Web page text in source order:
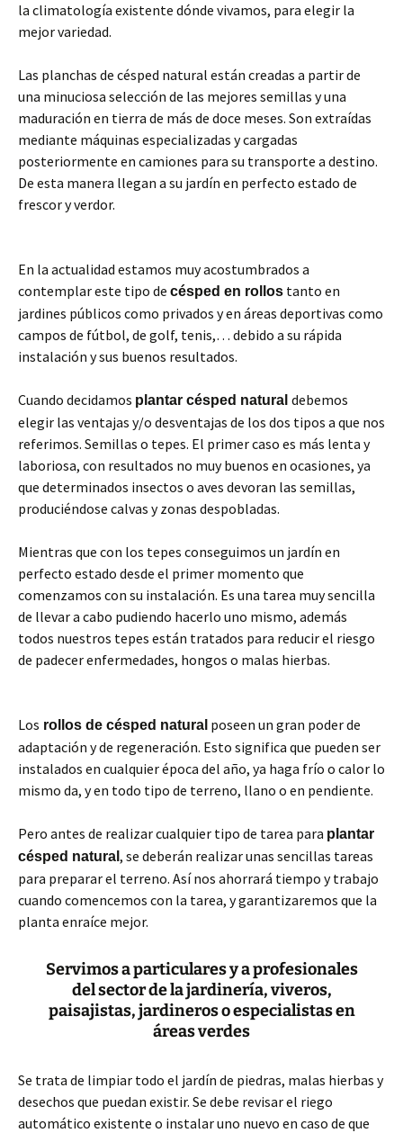
la climatología existente dónde vivamos, para elegir la
mejor variedad.
Las planchas de césped natural están creadas a partir de
una minuciosa selección de las mejores semillas y una
maduración en tierra de más de doce meses. Son extraídas
mediante máquinas especializadas y cargadas
posteriormente en camiones para su transporte a destino.
De esta manera llegan a su jardín en perfecto estado de
frescor y verdor.
En la actualidad estamos muy acostumbrados a
contemplar este tipo de césped en rollos tanto en
jardines públicos como privados y en áreas deportivas como
campos de fútbol, de golf, tenis,… debido a su rápida
instalación y sus buenos resultados.
Cuando decidamos plantar césped natural debemos
elegir las ventajas y/o desventajas de los dos tipos a que nos
referimos. Semillas o tepes. El primer caso es más lenta y
laboriosa, con resultados no muy buenos en ocasiones, ya
que determinados insectos o aves devoran las semillas,
produciéndose calvas y zonas despobladas.
Mientras que con los tepes conseguimos un jardín en
perfecto estado desde el primer momento que
comenzamos con su instalación. Es una tarea muy sencilla
de llevar a cabo pudiendo hacerlo uno mismo, además
todos nuestros tepes están tratados para reducir el riesgo
de padecer enfermedades, hongos o malas hierbas.
Los rollos de césped natural poseen un gran poder de
adaptación y de regeneración. Esto significa que pueden ser
instalados en cualquier época del año, ya haga frío o calor lo
mismo da, y en todo tipo de terreno, llano o en pendiente.
Pero antes de realizar cualquier tipo de tarea para plantar
césped natural , se deberán realizar unas sencillas tareas
para preparar el terreno. Así nos ahorrará tiempo y trabajo
cuando comencemos con la tarea, y garantizaremos que la
planta enraíce mejor.
Servimos a particulares y a profesionales
del sector de la jardinería, viveros,
paisajistas, jardineros o especialistas en
áreas verdes
Se trata de limpiar todo el jardín de piedras, malas hierbas y
desechos que puedan existir. Se debe revisar el riego
automático existente o instalar uno nuevo en caso de que